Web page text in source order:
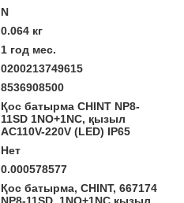
N
0.064 кг
1 год мес.
0200213749615
8536908500
Қос батырма CHINT NP8-
11SD 1NO+1NC, қызыл
AC110V-220V (LED) IP65
Нет
0.000578577
Қос батырма, CHINT, 667174
NP8-11SD, 1NO+1NC қызыл